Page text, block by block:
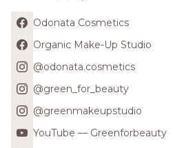
Odonata Cosmetics
Organic Make-Up Studio
@odonata.cosmetics
@green_for_beauty
@greenmakeupstudio
YouTube — Greenforbeauty